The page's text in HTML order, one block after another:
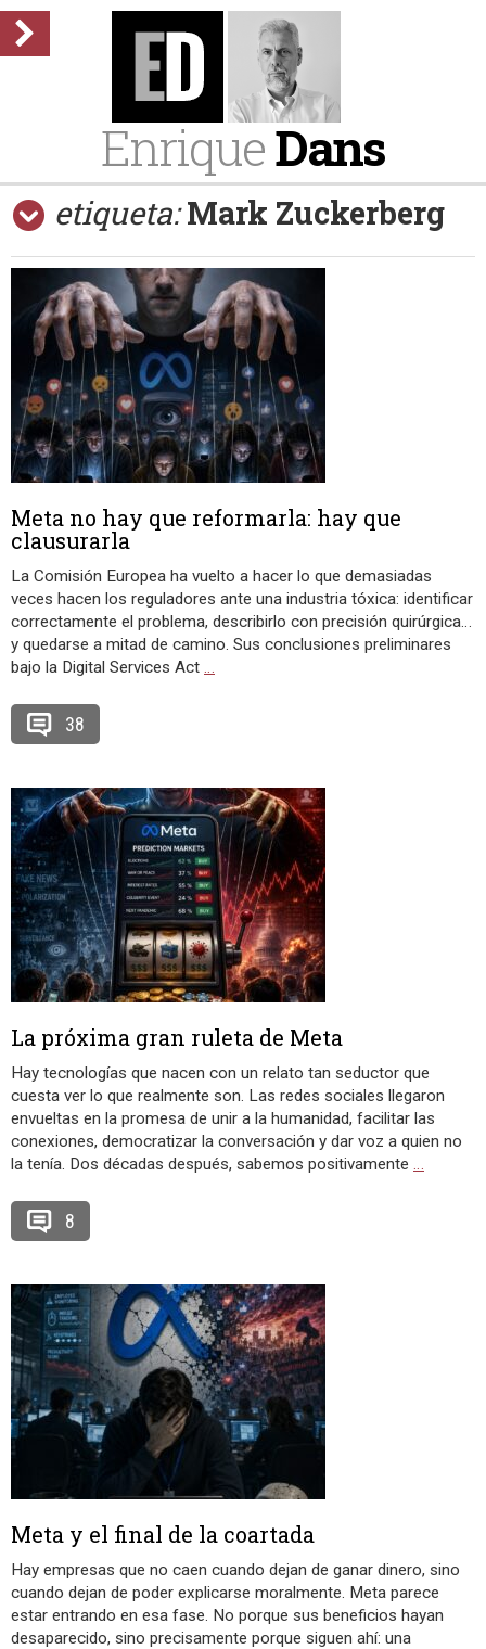
EnriqueDans
etiqueta: Mark Zuckerberg
Meta no hay que reformarla: hay que
clausurarla
La Comisión Europea ha vuelto a hacer lo que demasiadas
veces hacen los reguladores ante una industria tóxica: identificar
correctamente el problema, describirlo con precisión quirúrgica…
y quedarse a mitad de camino. Sus conclusiones preliminares
bajo la Digital Services Act …
38
La próxima gran ruleta de Meta
Hay tecnologías que nacen con un relato tan seductor que
cuesta ver lo que realmente son. Las redes sociales llegaron
envueltas en la promesa de unir a la humanidad, facilitar las
conexiones, democratizar la conversación y dar voz a quien no
la tenía. Dos décadas después, sabemos positivamente …
8
Meta y el final de la coartada
Hay empresas que no caen cuando dejan de ganar dinero, sino
cuando dejan de poder explicarse moralmente. Meta parece
estar entrando en esa fase. No porque sus beneficios hayan
desaparecido, sino precisamente porque siguen ahí: una